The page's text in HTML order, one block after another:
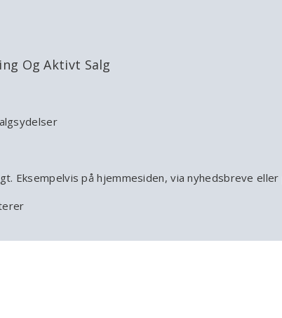
Og Aktivt Salg
på hjemmesiden, via nyhedsbreve eller